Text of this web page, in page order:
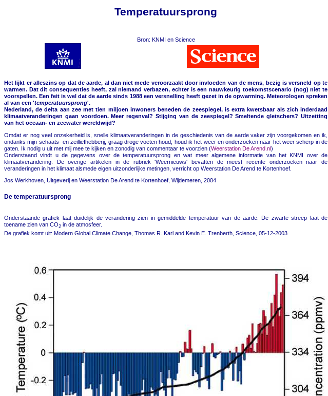
Temperatuursprong
Bron: KNMI en Science
Het lijkt er alleszins op dat de aarde, al dan niet mede veroorzaakt door invloeden van de mens, bezig is versneld op te
warmen. Dat dit consequenties heeft, zal niemand verbazen, echter is een nauwkeurig toekomstscenario (nog) niet te
voorspellen. Een feit is wel dat de aarde sinds 1988 een versnelling heeft gezet in de opwarming. Meteorologen spreken
al van een 'temperatuursprong'.
Nederland, de delta aan zee met tien miljoen inwoners beneden de zeespiegel, is extra kwetsbaar als zich inderdaad
klimaatveranderingen gaan voordoen. Meer regenval? Stijging van de zeespiegel? Smeltende gletschers? Uitzetting
van het oceaan- en zeewater wereldwijd?
Omdat er nog veel onzekerheid is, snelle klimaatveranderingen in de geschiedenis van de aarde vaker zijn voorgekomen en ik,
ondanks mijn schaats- en zeilliefhebberij, graag droge voeten houd, houd ik het weer en onderzoeken naar het weer scherp in de
gaten. Ik nodig u uit met mij mee te kijken en zonodig van commentaar te voorzien (Weerstation De Arend.nl)
Onderstaand vindt u de gegevens over de temperatuursprong en wat meer algemene informatie van het KNMI over de
klimaatverandering. De overige artikelen in de rubriek 'Weernieuws' bevatten de meest recente onderzoeken naar de
veranderingen in het klimaat alsmede eigen uitzonderlijke metingen, verricht op Weerstation De Arend te Kortenhoef.
Jos Werkhoven, Uitgeverij en Weerstation De Arend te Kortenhoef, Wijdemeren, 2004
De temperatuursprong
Onderstaande grafiek laat duidelijk de verandering zien in gemiddelde temperatuur van de aarde. De zwarte streep laat de
toename zien van CO2 in de atmosfeer.
De grafiek komt uit: Modern Global Climate Change, Thomas R. Karl and Kevin E. Trenberth, Science, 05-12-2003